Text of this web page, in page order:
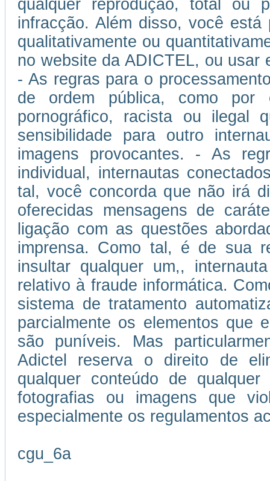
qualquer reprodução, total ou
infracção. Além disso, você
qualitativamente ou
no website da ADICTEL, ou usar
- As regras para o
de ordem pública, como por
pornográfico, racista ou ilegal
sensibilidade para outro
imagens provocantes. - As
individual, internautas
tal, você concorda que não irá
oferecidas mensagens de
ligação com as questões
imprensa. Como tal, é de sua
insultar qualquer um,,
relativo à fraude informática.
sistema de tratamento
parcialmente os elementos que
são puníveis. Mas
Adictel reserva o direito de
qualquer conteúdo de
fotografias ou imagens que
especialmente os regulamentos
cgu_6a